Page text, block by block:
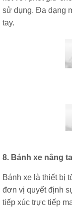
sử dụng. Đa dạng
tay.
8. Bánh xe nâng
Bánh xe là thiết bị
đơn vị quyết định
tiếp xúc trực tiếp